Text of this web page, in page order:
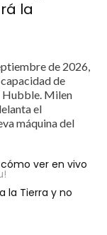
la
de 2026,
de
Hubble. Milen
el
máquina del
ver en vivo
la Tierra y no